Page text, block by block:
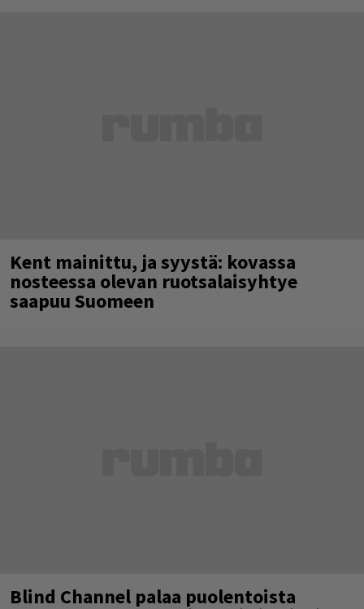
Kent mainittu, ja syystä: kovassa
nosteessa olevan ruotsalaisyhtye
saapuu Suomeen
Blind Channel palaa puolentoista